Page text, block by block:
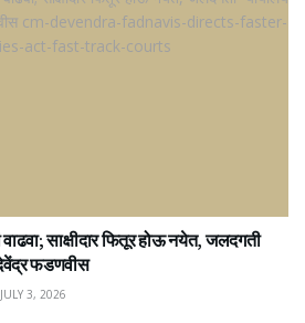
वाढवा; साक्षीदार फितूर होऊ नयेत, जलदगती
फडणवीस
JULY 3, 2026